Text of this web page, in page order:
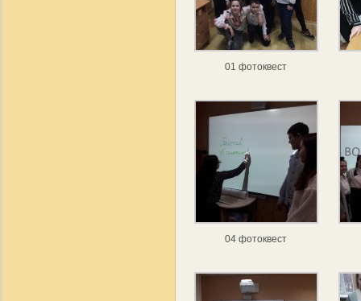
01 фотоквест
04 фотоквест